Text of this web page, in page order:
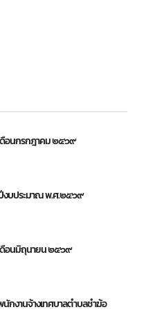
ดือนกรกฎาคม ๒๕๖๙
ปีงบประมาณ พ.ศ.๒๕๖๙
ดือนมิถุนายน ๒๕๖๙
นักงานจ้างเทศบาลตำบลชำฆ้อ